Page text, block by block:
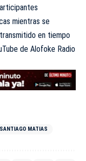
mientras se
en tiempo
de Alofoke Radio
SANTIAGO MATIAS